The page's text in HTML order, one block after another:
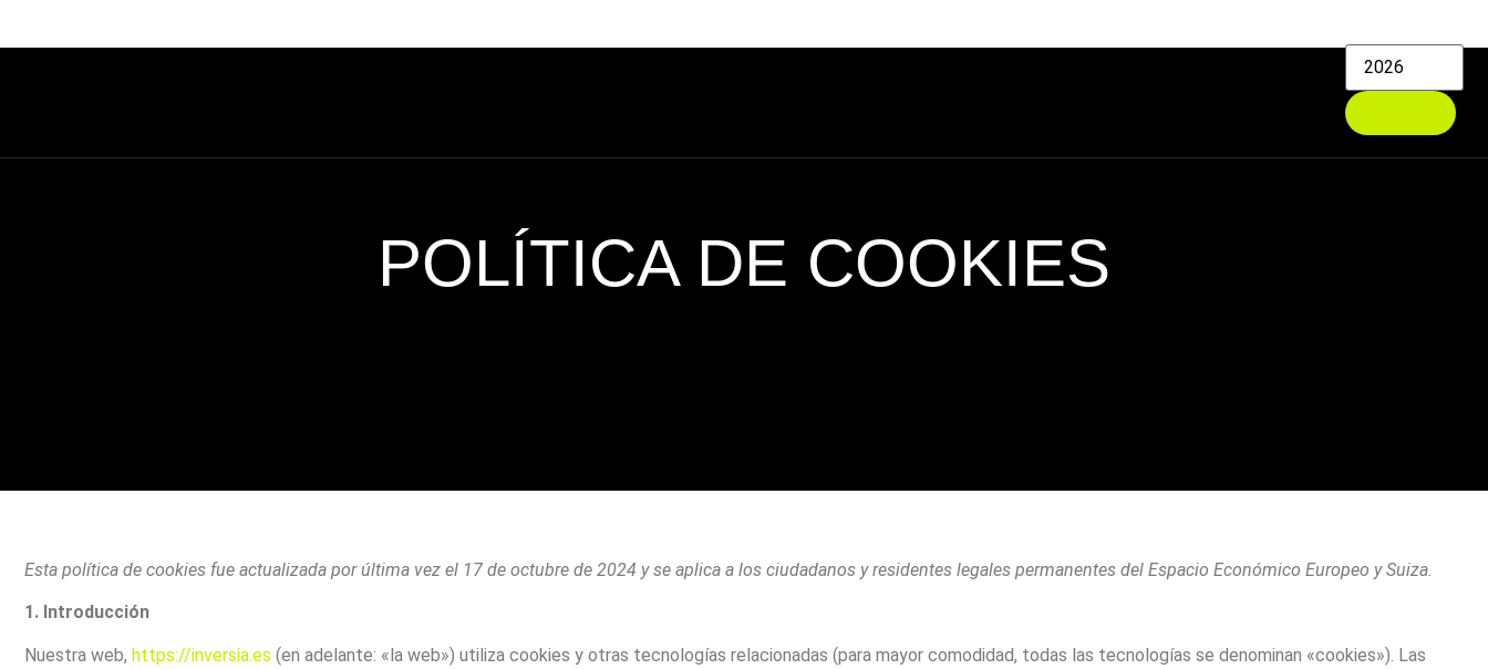
POLÍTICA DE COOKIES
Esta política de cookies fue actualizada por última vez el 17 de octubre de 2024 y se aplica a los ciudadanos y residentes legales permanentes del Espacio Económico Europeo y Suiza.
1. Introducción
Nuestra web, https://inversia.es (en adelante: «la web») utiliza cookies y otras tecnologías relacionadas (para mayor comodidad, todas las tecnologías se denominan «cookies»). Las